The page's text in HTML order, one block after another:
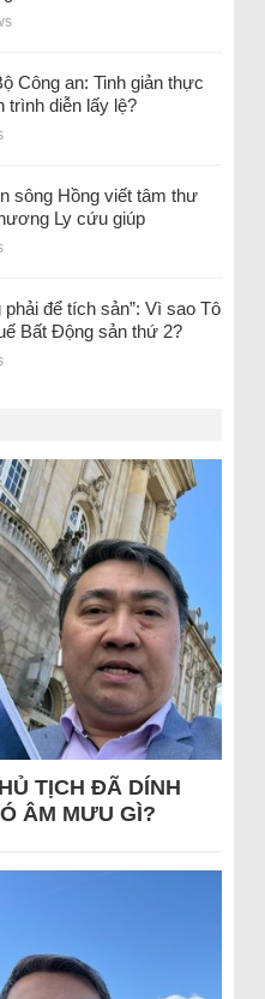
Công an: Tinh giản thực
trình diễn lấy lệ?
sông Hồng viết tâm thư
Ly cứu giúp
để tích sản”: Vì sao Tô
Bất Động sản thứ 2?
TỊCH ĐÃ DÍNH
ÂM MƯU GÌ?